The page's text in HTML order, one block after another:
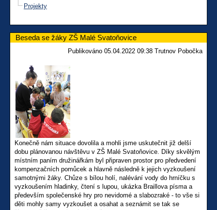
Projekty
Beseda se žáky ZŠ Malé Svatoňovice
Publikováno 05.04.2022 09:38 Trutnov Pobočka
Konečně nám situace dovolila a mohli jsme uskutečnit již delší
dobu plánovanou návštěvu v ZŠ Malé Svatoňovice. Díky skvělým
místním paním družinářkám byl připraven prostor pro předvedení
kompenzačních pomůcek a hlavně následně k jejich vyzkoušení
samotnými žáky. Chůze s bílou holí, nalévání vody do hrníčku s
vyzkoušením hladinky, čtení s lupou, ukázka Braillova písma a
především společenské hry pro nevidomé a slabozraké - to vše si
děti mohly samy vyzkoušet a osahat a seznámit se tak se